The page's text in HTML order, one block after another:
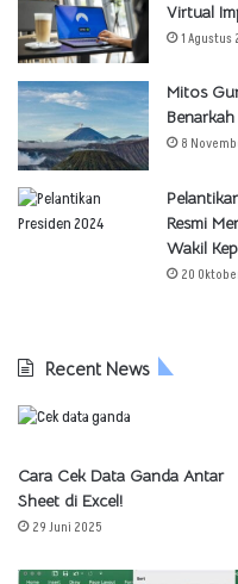
Virtual
1 Agustus
Mitos
8
Resmi
Wakil
20
Recent News
Cara Cek Data Ganda Antar
Sheet di Excel!
29 Juni 2025